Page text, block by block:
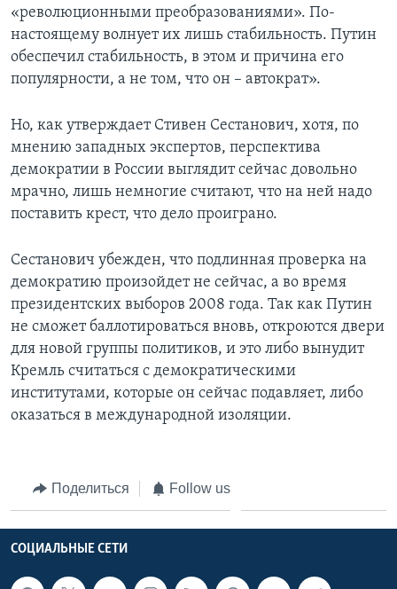
«революционными преобразованиями». По-
настоящему волнует их лишь стабильность. Путин
обеспечил стабильность, в этом и причина его
популярности, а не том, что он – автократ».
Но, как утверждает Стивен Сестанович, хотя, по
мнению западных экспертов, перспектива
демократии в России выглядит сейчас довольно
мрачно, лишь немногие считают, что на ней надо
поставить крест, что дело проиграно.
Сестанович убежден, что подлинная проверка на
демократию произойдет не сейчас, а во время
президентских выборов 2008 года. Так как Путин
не сможет баллотироваться вновь, откроются двери
для новой группы политиков, и это либо вынудит
Кремль считаться с демократическими
институтами, которые он сейчас подавляет, либо
оказаться в международной изоляции.
Поделиться Follow us
СОЦИАЛЬНЫЕ СЕТИ